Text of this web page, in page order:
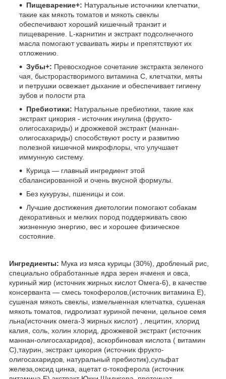
Пищеварение+: Натуральные источники клетчатки,
такие как мякоть томатов и мякоть свеклы
обеспечивают хороший кишечный транзит и
пищеварение. L-карнитин и экстракт подсолнечного
масла помогают усваивать жиры и препятствуют их
отложению.
Зубы+: Превосходное сочетание экстракта зеленого
чая, быстрорастворимого витамина С, клетчатки, мяты
и петрушки освежает дыхание и обеспечивает гигиену
зубов и полости рта
Пребиотики: Натуральные пребиотики, такие как
экстракт цикория - источник инулина (фрукто-
олигосахариды) и дрожжевой экстракт (маннан-
олигосахариды) способствуют росту и развитию
полезной кишечной микрофлоры, что улучшает
иммунную систему.
Курица — главный ингредиент этой
сбалансированной и очень вкусной формулы.
Без кукурузы, пшеницы и сои.
Лучшие достижения диетологии помогают собакам
декоративных и мелких пород поддерживать свою
жизненную энергию, вес и хорошее физическое
состояние.
Ингредиенты: Мука из мяса курицы (30%), дробленый рис,
специально обработанные ядра зерен ячменя и овса,
куриный жир (источник жирных кислот Омега-6), в качестве
консерванта — смесь токоферолов,(источник витамина Е),
сушеная мякоть свеклы, измельченная клетчатка, сушеная
мякоть томатов, гидролизат куриной печени, цельное семя
льна(источник омега-3 жирных кислот) , лецитин, хлорид
калия, соль, холин хлорид, дрожжевой экстракт (источник
маннан-олигосахаридов), аскорбиновая кислота ( витамин
С),таурин, экстракт цикория (источник фрукто-
олигосахаридов, натуральный пребиотик),сульфат
железа,оксид цинка, ацетат ɑ-токоферола (источник